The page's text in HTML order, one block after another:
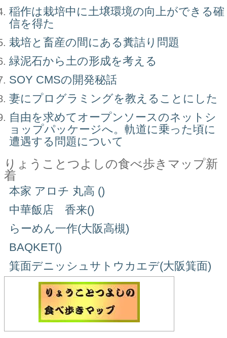
稲作は栽培中に土壌環境の向上ができる確
信を得た
栽培と畜産の間にある糞詰り問題
緑泥石から土の形成を考える
SOY CMSの開発秘話
妻にプログラミングを教えることにした
自由を求めてオープンソースのネットシ
ョップパッケージへ。軌道に乗った頃に
遭遇する問題について
りょうことつよしの食べ歩きマップ新
着
本家 アロチ 丸高 ()
中華飯店 香来()
らーめん一作(大阪高槻)
BAQKET()
箕面デニッシュサトウカエデ(大阪箕面)